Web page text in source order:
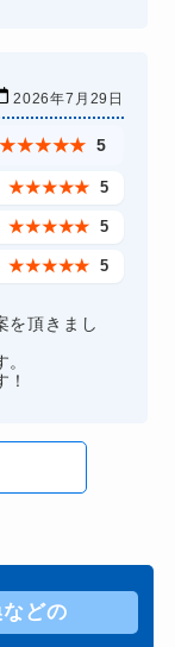
2026年7月29日
★★★★★ 5
★★★★★ 5
★★★★★ 5
★★★★★ 5
を頂きまし
どの